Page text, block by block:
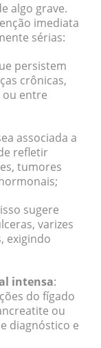
algo grave.
imediata
sérias:
persistem
crônicas,
ou entre
associada a
refletir
tumores
sugere
varizes
exigindo
intensa:
do fígado
ou
diagnóstico e